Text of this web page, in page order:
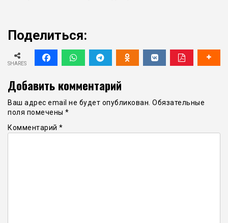
Поделиться:
SHARES
Добавить комментарий
Ваш адрес email не будет опубликован. Обязательные
поля помечены *
Комментарий *